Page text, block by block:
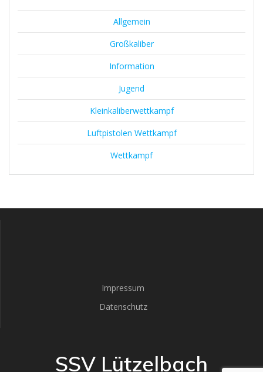
Allgemein
Großkaliber
Information
Jugend
Kleinkaliberwettkampf
Luftpistolen Wettkampf
Wettkampf
Impressum
Datenschutz
SSV Lützelbach